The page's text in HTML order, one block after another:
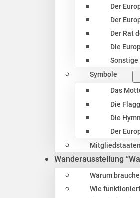
Der
Der
Der Rat
Die
Symbole
Das
Die
Die
Der
Mitgliedstaaten
Wanderausstellung
Warum
Wie